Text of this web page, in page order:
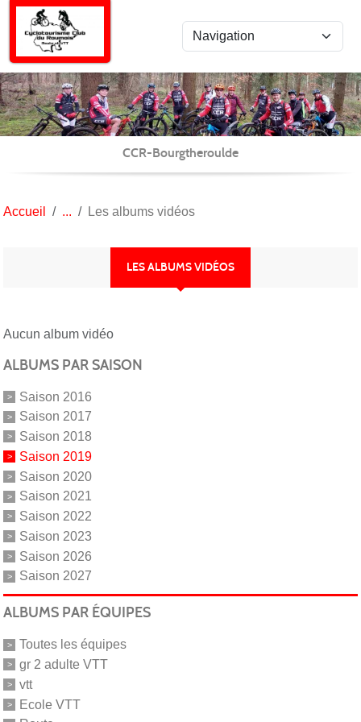
CCR-Bourgtheroulde
Accueil Les albums vidéos
LES ALBUMS VIDÉOS
Aucun album vidéo
ALBUMS PAR SAISON
Saison 2016
Saison 2017
Saison 2018
Saison 2019
Saison 2020
Saison 2021
Saison 2022
Saison 2023
Saison 2026
Saison 2027
ALBUMS PAR ÉQUIPES
Toutes les équipes
gr 2 adulte VTT
vtt
Ecole VTT
Panneau de gestion des cookies